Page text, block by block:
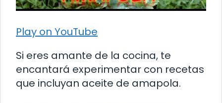
Play on YouTube
Si eres amante de la cocina, te
encantará experimentar con recetas
que incluyan aceite de amapola.